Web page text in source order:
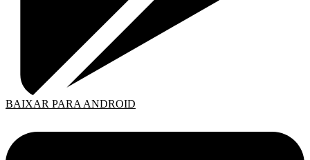
BAIXAR PARA ANDROID